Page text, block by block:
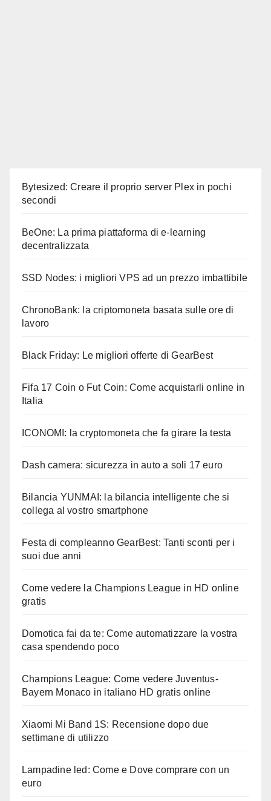
Bytesized: Creare il proprio server Plex in pochi
secondi
BeOne: La prima piattaforma di e-learning
decentralizzata
SSD Nodes: i migliori VPS ad un prezzo imbattibile
ChronoBank: la criptomoneta basata sulle ore di
lavoro
Black Friday: Le migliori offerte di GearBest
Fifa 17 Coin o Fut Coin: Come acquistarli online in
Italia
ICONOMI: la cryptomoneta che fa girare la testa
Dash camera: sicurezza in auto a soli 17 euro
Bilancia YUNMAI: la bilancia intelligente che si
collega al vostro smartphone
Festa di compleanno GearBest: Tanti sconti per i
suoi due anni
Come vedere la Champions League in HD online
gratis
Domotica fai da te: Come automatizzare la vostra
casa spendendo poco
Champions League: Come vedere Juventus-
Bayern Monaco in italiano HD gratis online
Xiaomi Mi Band 1S: Recensione dopo due
settimane di utilizzo
Lampadine led: Come e Dove comprare con un
euro